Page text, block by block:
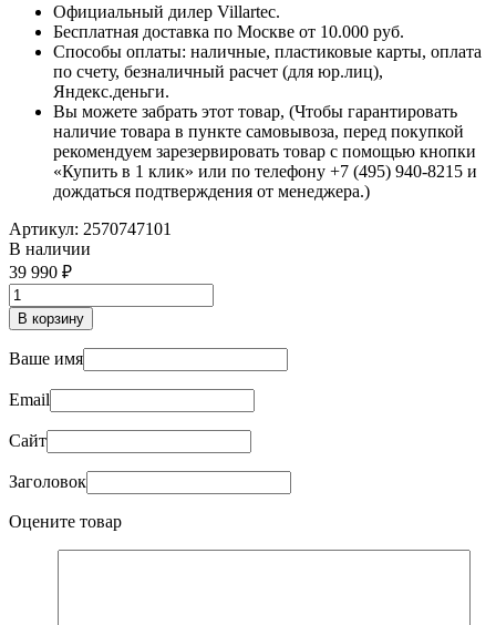
Официальный дилер Villartec.
Бесплатная доставка по Москве от 10.000 руб.
Способы оплаты: наличные, пластиковые карты, оплата
по счету, безналичный расчет (для юр.лиц),
Яндекс.деньги.
Вы можете забрать этот товар, (Чтобы гарантировать
наличие товара в пункте самовывоза, перед покупкой
рекомендуем зарезервировать товар с помощью кнопки
«Купить в 1 клик» или по телефону +7 (495) 940-8215 и
дождаться подтверждения от менеджера.)
Артикул: 2570747101
В наличии
39 990
В корзину
Ваше имя
Email
Сайт
Заголовок
Оцените товар